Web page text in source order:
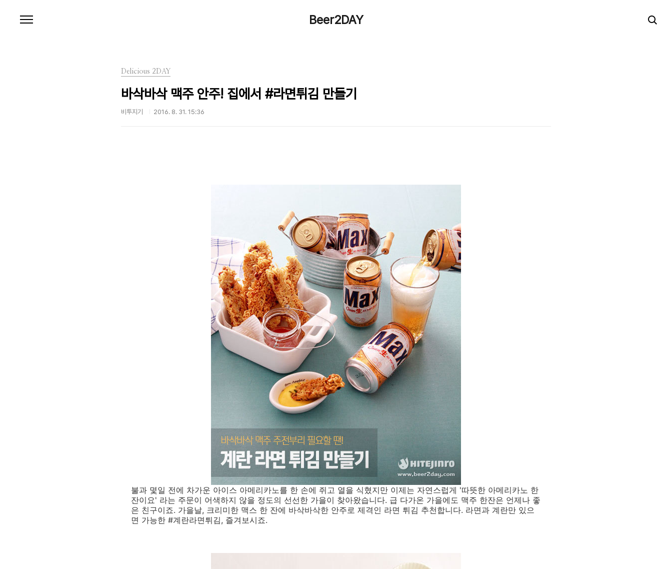
Beer2DAY
Delicious 2DAY
바삭바삭 맥주 안주! 집에서 #라면튀김 만들기
비투지기 2016. 8. 31. 15:36
불과 몇일 전에 차가운 아이스 아메리카노를 한 손에 쥐고 열을 식혔지만 이제는 자연스럽게 '따뜻한 아메리카노 한
잔이요' 라는 주문이 어색하지 않을 정도의 선선한 가을이 찾아왔습니다. 급 다가온 가을에도 맥주 한잔은 언제나 좋
은 친구이죠. 가을날, 크리미한 맥스 한 잔에 바삭바삭한 안주로 제격인 라면 튀김 추천합니다. 라면과 계란만 있으
면 가능한 #계란라면튀김, 즐겨보시죠.